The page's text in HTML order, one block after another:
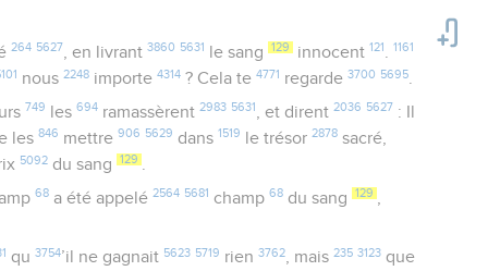
264 5627, en livrant 3860 5631 le sang 129 innocent 121 . 1161
nous2248 importe4314 ? Cela te4771 regarde3700 5695.
749 les 694ramassèrent 2983 5631 , et dirent 2036 5627 : Il
les846 mettre906 5629 dans 1519 le trésor2878 sacré,
5092 du sang 129 .
68a été appelé 2564 5681 champ 68du sang 129 ,
qu 3754’il ne gagnait 5623 5719 rien 3762, mais 235 3123que